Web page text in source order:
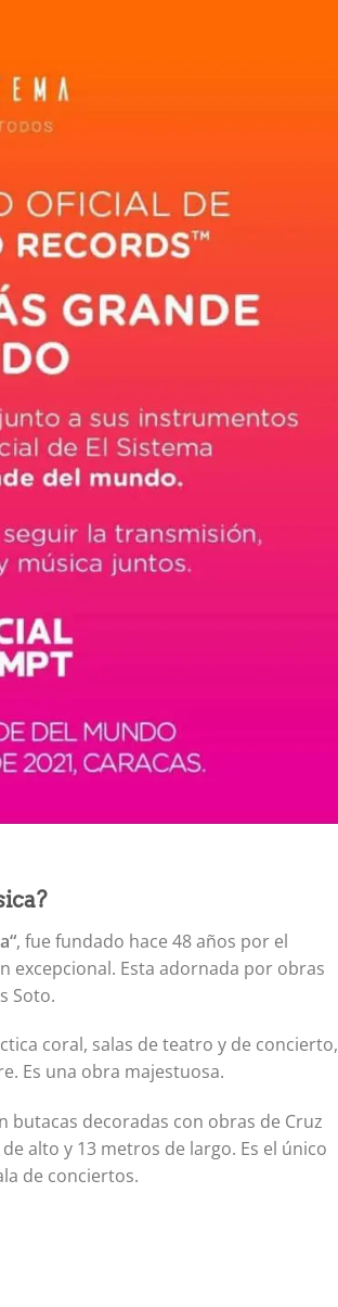
, fue fundado hace 48 años por el
excepcional. Esta adornada por obras
Soto.
coral, salas de teatro y de concierto,
Es una obra majestuosa.
butacas decoradas con obras de Cruz
alto y 13 metros de largo. Es el único
de conciertos.